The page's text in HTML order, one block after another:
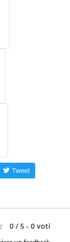
Tweet
0 / 5 - 0 voti